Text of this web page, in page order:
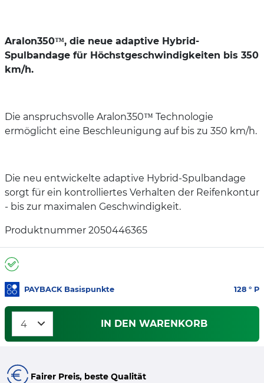
Aralon350™, die neue adaptive Hybrid-
Spulbandage für Höchstgeschwindigkeiten bis 350
km/h.
Die anspruchsvolle Aralon350™ Technologie
ermöglicht eine Beschleunigung auf bis zu 350 km/h.
Die neu entwickelte adaptive Hybrid-Spulbandage
sorgt für ein kontrolliertes Verhalten der Reifenkontur
- bis zur maximalen Geschwindigkeit.
Produktnummer 2050446365
PAYBACK Basispunkte 128 ° P
IN DEN WARENKORB
Fairer Preis, beste Qualität